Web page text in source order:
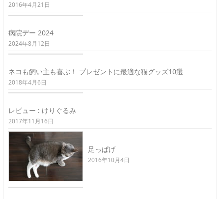
2016年4月21日
病院デー 2024
2024年8月12日
ネコも飼い主も喜ぶ！ プレゼントに最適な猫グッズ10選
2018年4月6日
レビュー : けりぐるみ
2017年11月16日
足っぱげ
2016年10月4日